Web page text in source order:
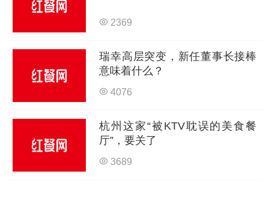
2369
瑞幸高层突变，新任董事长接棒
意味着什么？
4076
杭州这家“被KTV耽误的美食餐
厅”，要关了
3689